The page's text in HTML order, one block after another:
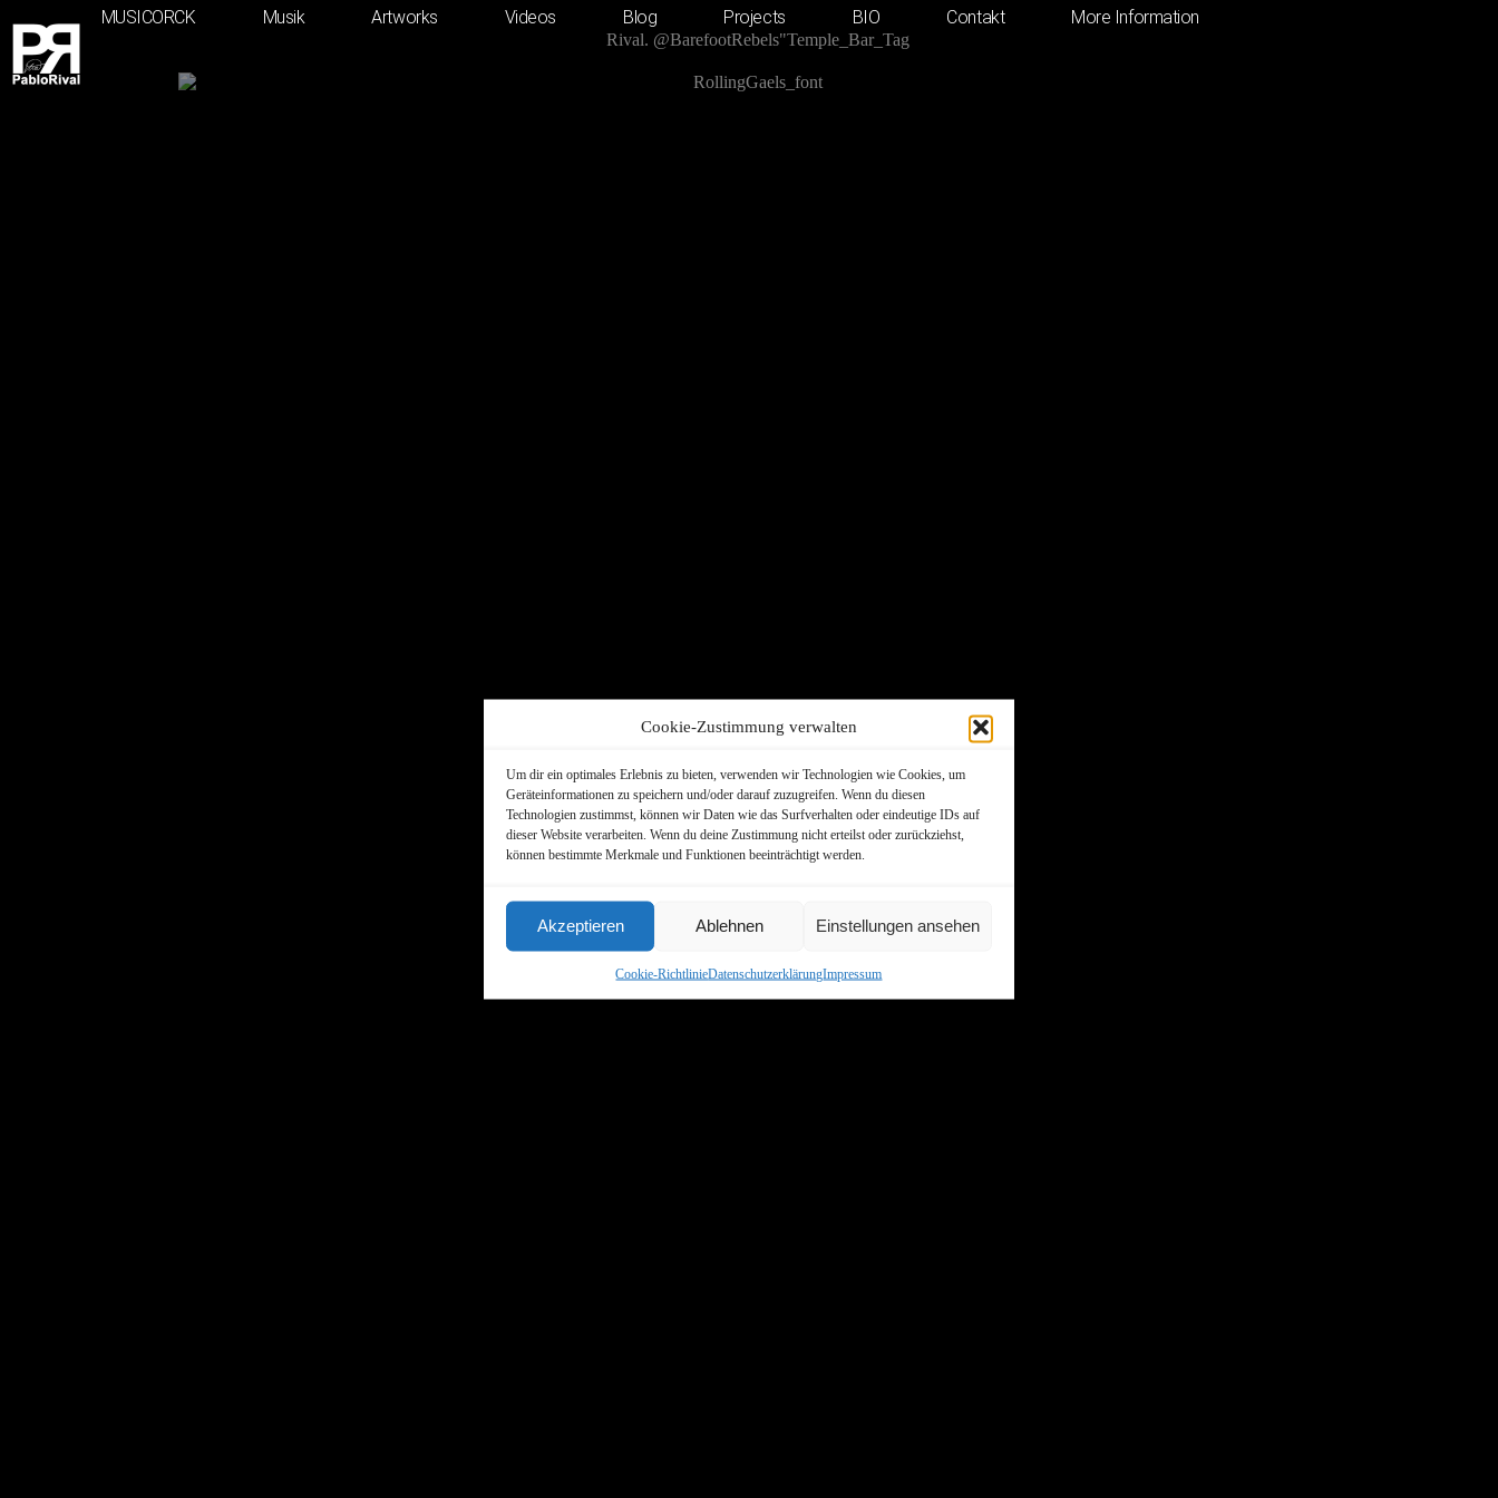
Cookie-Zustimmung verwalten
Um dir ein optimales Erlebnis zu bieten, verwenden wir Technologien wie Cookies, um
Geräteinformationen zu speichern und/oder darauf zuzugreifen. Wenn du diesen
Technologien zustimmst, können wir Daten wie das Surfverhalten oder eindeutige IDs auf
dieser Website verarbeiten. Wenn du deine Zustimmung nicht erteilst oder zurückziehst,
können bestimmte Merkmale und Funktionen beeinträchtigt werden.
Akzeptieren Ablehnen Einstellungen ansehen
Cookie-RichtlinieDatenschutzerklärungImpressum
MUSICORCK Musik Artworks Videos Blog Projects BIO Contakt More Information